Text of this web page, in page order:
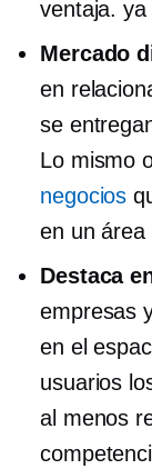
ventaja.ya
Mercado
en
se
Lo mismo
negocios
en un área
Destaca
empresas
en el
usuarios
al menos